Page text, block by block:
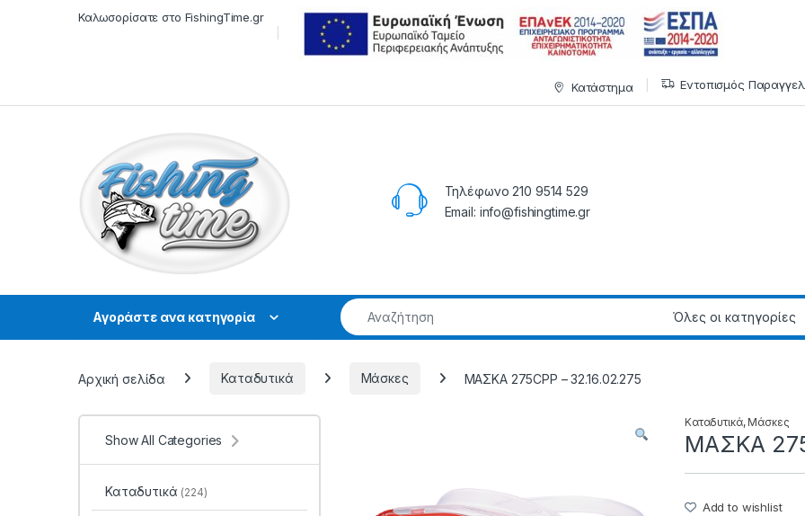
Καλωσορίσατε στο FishingTime.gr
Κατάστημα Εντοπισμός
Τηλέφωνο 210 9514 529
Email: info@fishingtime.gr
Αγοράστε ανα κατηγορία
Αρχική σελίδα Καταδυτικά Μάσκες ΜΑΣΚΑ 275CPP – 32.16.02.275
Καταδυτικά,Μάσκες
ΜΑΣΚΑ
Add to wishlist
Show All Categories
Καταδυτικά (224)